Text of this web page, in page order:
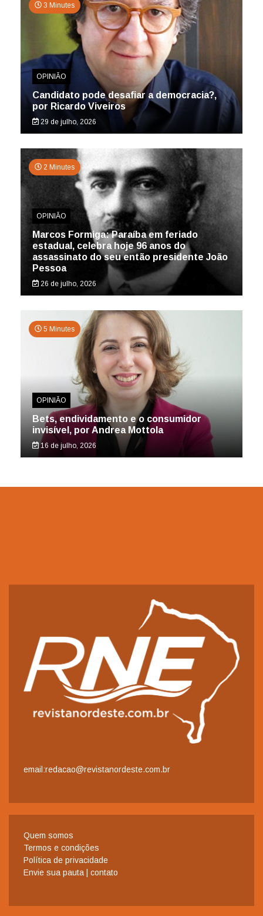
3 Minutes
OPINIÃO
Candidato pode desafiar a democracia?,
por Ricardo Viveiros
29 de julho, 2026
2 Minutes
OPINIÃO
Marcos Formiga: Paraíba em feriado
estadual, celebra hoje 96 anos do
assassinato do seu então presidente João
Pessoa
26 de julho, 2026
5 Minutes
OPINIÃO
Bets, endividamento e o consumidor
invisível, por Andrea Mottola
16 de julho, 2026
email:redacao@revistanordeste.com.br
Quem somos
Termos e condições
Política de privacidade
Envie sua pauta | contato